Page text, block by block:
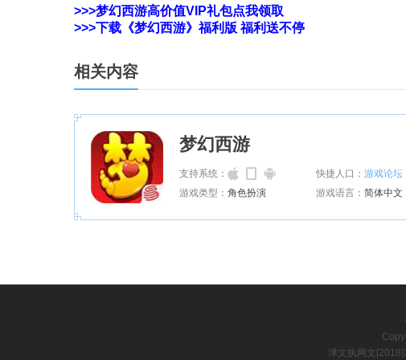
>>>梦幻西游高价值VIP礼包点我领取
>>>下载《梦幻西游》福利版 福利送不停
相关内容
梦幻西游
支持系统： 快捷人口： 游戏论坛
游戏类型： 角色扮演 游戏语言： 简体中文
津文执网文